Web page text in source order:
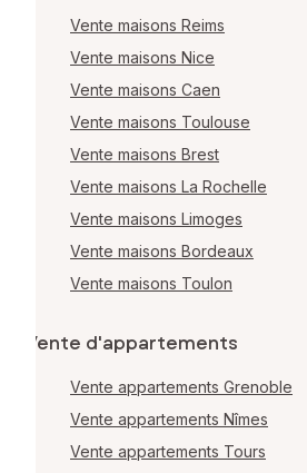
Vente maisons Reims
Vente maisons Nice
Vente maisons Caen
Vente maisons Toulouse
Vente maisons Brest
Vente maisons La Rochelle
Vente maisons Limoges
Vente maisons Bordeaux
Vente maisons Toulon
Vente d'appartements
Vente appartements Grenoble
Vente appartements Nîmes
Vente appartements Tours